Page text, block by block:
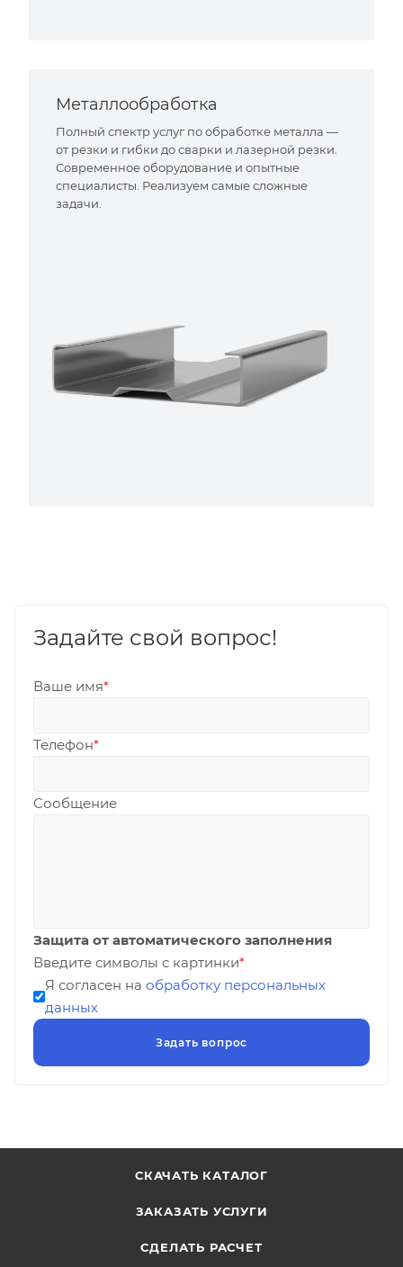
Металлообработка
Полный спектр услуг по обработке металла —
от резки и гибки до сварки и лазерной резки.
Современное оборудование и опытные
специалисты. Реализуем самые сложные
задачи.
Задайте свой вопрос!
Ваше имя*
Телефон*
Сообщение
Защита от автоматического заполнения
Введите символы с картинки*
Я согласен на обработку персональных
данных
СКАЧАТЬ КАТАЛОГ
ЗАКАЗАТЬ УСЛУГИ
СДЕЛАТЬ РАСЧЕТ